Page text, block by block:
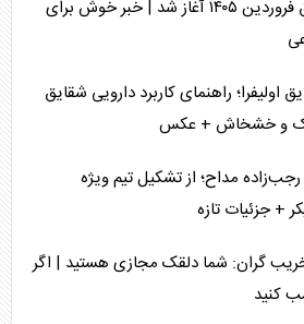
عربستان
را تغییر می‌دهد؟
نظامیان آمریکایی
واریز مابه‌التفاوت حقوق فروردین ۱۴۰۵ آغاز شد | خبر خوش برای
راهنمای کاربرد دارویی شقایق
و خشخاش + عکس
مداح؛ از تشکیل تیم ویژه
+ جزئیات تازه
گران: شما دلقک مجازی هستید | اگر
کنید